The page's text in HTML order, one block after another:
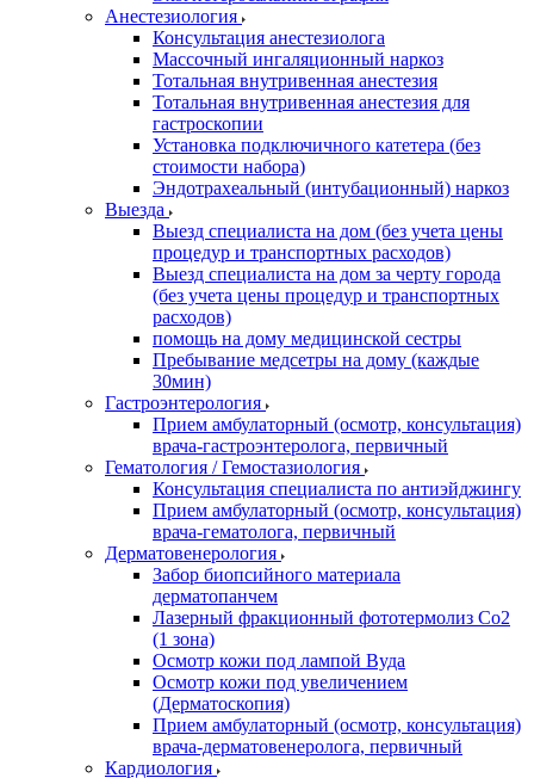
Анестезиология
Консультация анестезиолога
Массочный ингаляционный наркоз
Тотальная внутривенная анестезия
Тотальная внутривенная анестезия для
гастроскопии
Установка подключичного катетера (без
стоимости набора)
Эндотрахеальный (интубационный) наркоз
Выезда
Выезд специалиста на дом (без учета цены
процедур и транспортных расходов)
Выезд специалиста на дом за черту города
(без учета цены процедур и транспортных
расходов)
помощь на дому медицинской сестры
Пребывание медсетры на дому (каждые
30мин)
Гастроэнтерология
Прием амбулаторный (осмотр, консультация)
врача-гастроэнтеролога, первичный
Гематология / Гемостазиология
Консультация специалиста по антиэйджингу
Прием амбулаторный (осмотр, консультация)
врача-гематолога, первичный
Дерматовенерология
Забор биопсийного материала
дерматопанчем
Лазерный фракционный фототермолиз Со2
(1 зона)
Осмотр кожи под лампой Вуда
Осмотр кожи под увеличением
(Дерматоскопия)
Прием амбулаторный (осмотр, консультация)
врача-дерматовенеролога, первичный
Кардиология